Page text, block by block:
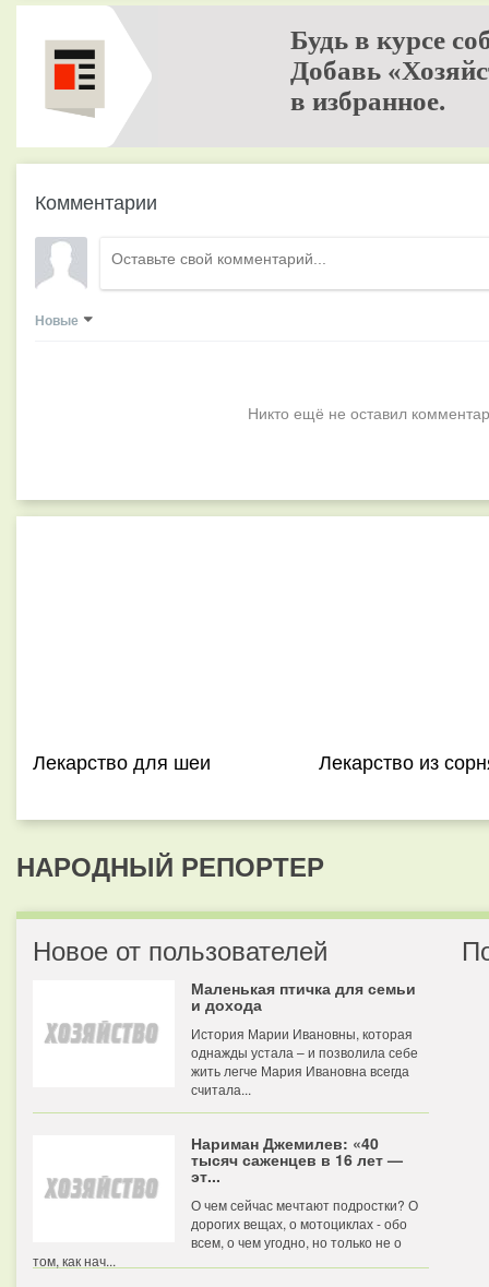
Будь в курсе
Добавь
в избранное.
Комментарии
Новые
Никто ещё не оставил
Лекарство для шеи Лекарство из
НАРОДНЫЙ РЕПОРТЕР
Новое от пользователей
Маленькая птичка для семьи
и дохода
История Марии Ивановны, которая
однажды устала – и позволила себе
жить легче Мария Ивановна всегда
считала...
Нариман Джемилев: «40
тысяч саженцев в 16 лет —
эт...
О чем сейчас мечтают подростки? О
дорогих вещах, о мотоциклах - обо
всем, о чем угодно, но только не о
том, как нач...